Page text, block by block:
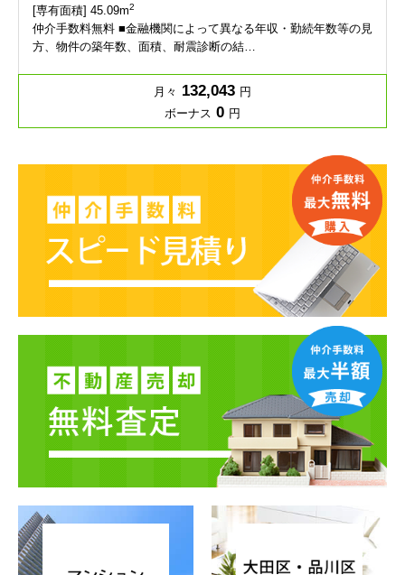
[専有面積] 45.09m2
仲介手数料無料 ■金融機関によって異なる年収・勤続年数等の見
方、物件の築年数、面積、耐震診断の結…
月々 132,043 円
ボーナス 0 円